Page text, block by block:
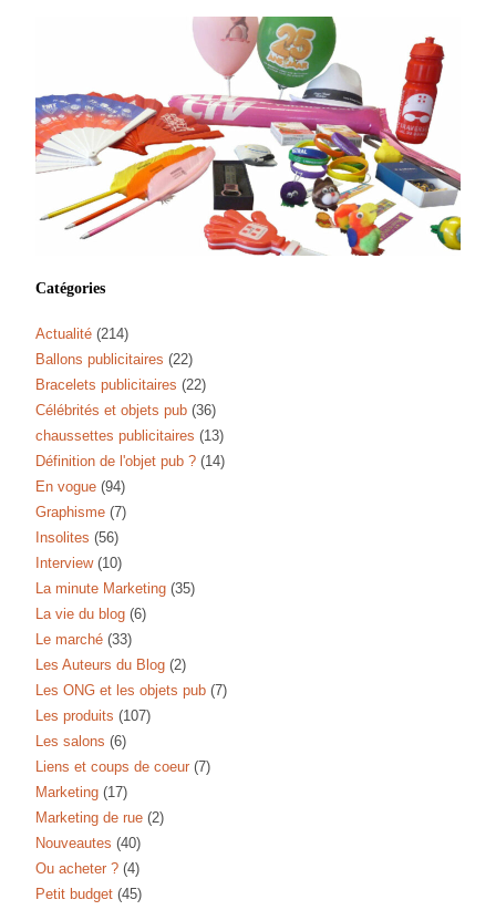
Catégories
Actualité (214)
Ballons publicitaires (22)
Bracelets publicitaires (22)
Célébrités et objets pub (36)
chaussettes publicitaires (13)
Définition de l'objet pub ? (14)
En vogue (94)
Graphisme (7)
Insolites (56)
Interview (10)
La minute Marketing (35)
La vie du blog (6)
Le marché (33)
Les Auteurs du Blog (2)
Les ONG et les objets pub (7)
Les produits (107)
Les salons (6)
Liens et coups de coeur (7)
Marketing (17)
Marketing de rue (2)
Nouveautes (40)
Ou acheter ? (4)
Petit budget (45)